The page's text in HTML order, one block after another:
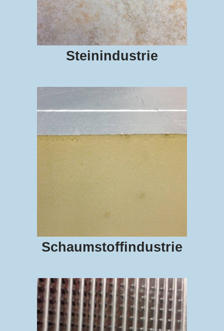
Steinindustrie
Schaumstoffindustrie